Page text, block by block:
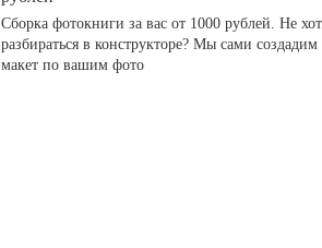
Сборка фотокниги за вас от 1000 рублей. Не
разбираться в конструкторе? Мы сами создадим
макет по вашим фото